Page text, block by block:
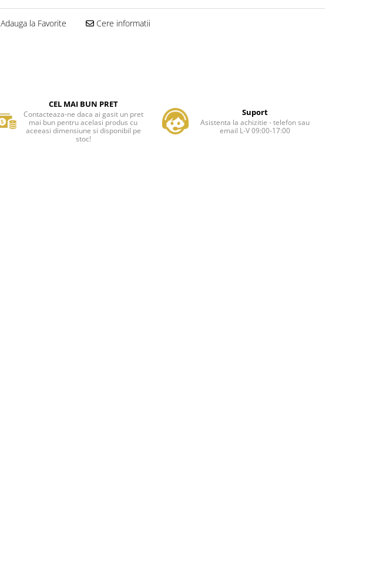
Adauga la Favorite Cere informatii
CEL MAI BUN PRET
Contacteaza-ne daca ai gasit un pret
mai bun pentru acelasi produs cu
aceeasi dimensiune si disponibil pe
stoc!
Suport
Asistenta la achizitie - telefon sau
email L-V 09:00-17:00